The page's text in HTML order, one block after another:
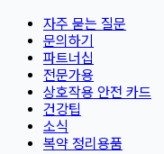
자주 묻는 질문
문의하기
파트너십
전문가용
상호작용 안전 카드
건강팁
소식
복약 정리용품